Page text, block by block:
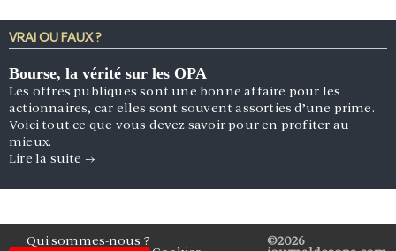
VRAI OU FAUX ?
Bourse, la vérité sur les OPA
Les offres publiques sont une bonne affaire pour les
actionnaires, car elles sont souvent assorties d’une prime.
Voici tout ce que vous devez savoir pour en profiter au
mieux.
Lire la suite →
Qui sommes-nous ?
©2026